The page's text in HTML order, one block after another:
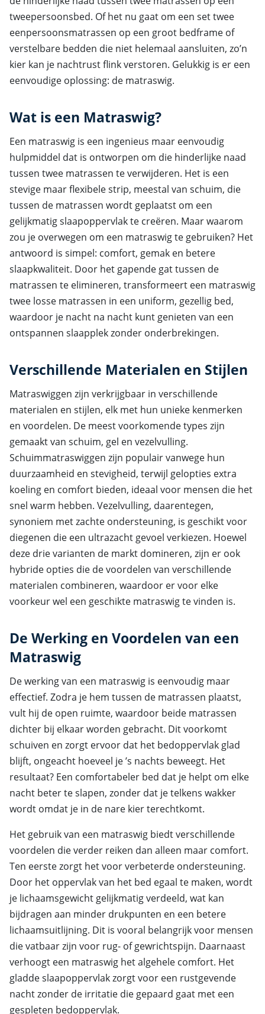
tweepersoonsbed. Of het nu gaat om een set twee
eenpersoonsmatrassen op een groot bedframe of
verstelbare bedden die niet helemaal aansluiten, zo’n
kier kan je nachtrust flink verstoren. Gelukkig is er een
eenvoudige oplossing: de matraswig.
Wat is een Matraswig?
Een matraswig is een ingenieus maar eenvoudig
hulpmiddel dat is ontworpen om die hinderlijke naad
tussen twee matrassen te verwijderen. Het is een
stevige maar flexibele strip, meestal van schuim, die
tussen de matrassen wordt geplaatst om een
gelijkmatig slaapoppervlak te creëren. Maar waarom
zou je overwegen om een matraswig te gebruiken? Het
antwoord is simpel: comfort, gemak en betere
slaapkwaliteit. Door het gapende gat tussen de
matrassen te elimineren, transformeert een matraswig
twee losse matrassen in een uniform, gezellig bed,
waardoor je nacht na nacht kunt genieten van een
ontspannen slaapplek zonder onderbrekingen.
Verschillende Materialen en Stijlen
Matraswiggen zijn verkrijgbaar in verschillende
materialen en stijlen, elk met hun unieke kenmerken
en voordelen. De meest voorkomende types zijn
gemaakt van schuim, gel en vezelvulling.
Schuimmatraswiggen zijn populair vanwege hun
duurzaamheid en stevigheid, terwijl gelopties extra
koeling en comfort bieden, ideaal voor mensen die het
snel warm hebben. Vezelvulling, daarentegen,
synoniem met zachte ondersteuning, is geschikt voor
diegenen die een ultrazacht gevoel verkiezen. Hoewel
deze drie varianten de markt domineren, zijn er ook
hybride opties die de voordelen van verschillende
materialen combineren, waardoor er voor elke
voorkeur wel een geschikte matraswig te vinden is.
De Werking en Voordelen van een
Matraswig
De werking van een matraswig is eenvoudig maar
effectief. Zodra je hem tussen de matrassen plaatst,
vult hij de open ruimte, waardoor beide matrassen
dichter bij elkaar worden gebracht. Dit voorkomt
schuiven en zorgt ervoor dat het bedoppervlak glad
blijft, ongeacht hoeveel je ’s nachts beweegt. Het
resultaat? Een comfortabeler bed dat je helpt om elke
nacht beter te slapen, zonder dat je telkens wakker
wordt omdat je in de nare kier terechtkomt.
Het gebruik van een matraswig biedt verschillende
voordelen die verder reiken dan alleen maar comfort.
Ten eerste zorgt het voor verbeterde ondersteuning.
Door het oppervlak van het bed egaal te maken, wordt
je lichaamsgewicht gelijkmatig verdeeld, wat kan
bijdragen aan minder drukpunten en een betere
lichaamsuitlijning. Dit is vooral belangrijk voor mensen
die vatbaar zijn voor rug- of gewrichtspijn. Daarnaast
verhoogt een matraswig het algehele comfort. Het
gladde slaapoppervlak zorgt voor een rustgevende
nacht zonder de irritatie die gepaard gaat met een
gespleten bedoppervlak.